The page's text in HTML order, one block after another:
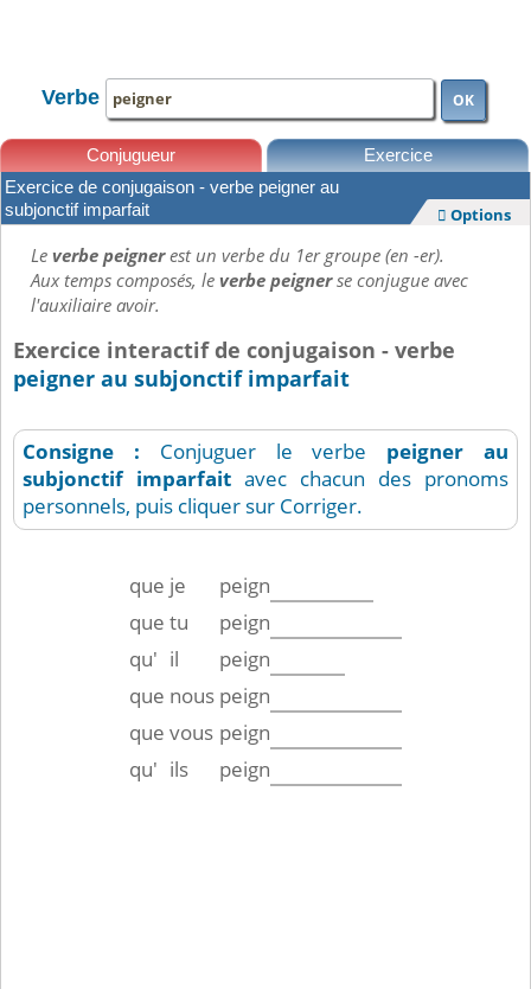
Verbe OK
Conjugueur Exercice
Leçons
Exercice de conjugaison - verbe peigner au
subjonctif imparfait
 Options
Leverbe peignerest un verbe du 1er groupe (en -er).
Aux temps composés, leverbe peignerse conjugue avec
l'auxiliaire avoir.
Exercice interactif de conjugaison - verbe
peigner au subjonctif imparfait
Consigne : Conjuguer le verbe peigner
au
subjonctif imparfait avec chacun des pronoms
personnels, puis cliquer sur Corriger.
que je
peign
que tu
peign
qu' il
peign
que nous peign
que vous peign
qu' ils peign